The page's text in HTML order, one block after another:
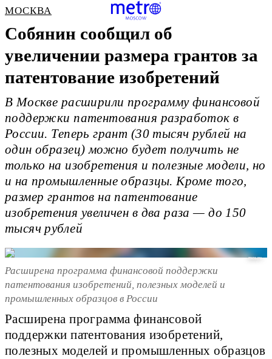
МОСКВА
Собянин сообщил об
увеличении размера грантов за
патентование изобретений
В Москве расширили программу финансовой
поддержки патентования разработок в
России. Теперь грант (30 тысяч рублей на
один образец) можно будет получить не
только на изобретения и полезные модели, но
и на промышленные образцы. Кроме того,
размер грантов на патентование
изобретения увеличен в два раза — до 150
тысяч рублей
mos.ru
Расширена программа финансовой поддержки
патентования изобретений, полезных моделей и
промышленных образцов в России
Расширена программа финансовой
поддержки патентования изобретений,
полезных моделей и промышленных образцов